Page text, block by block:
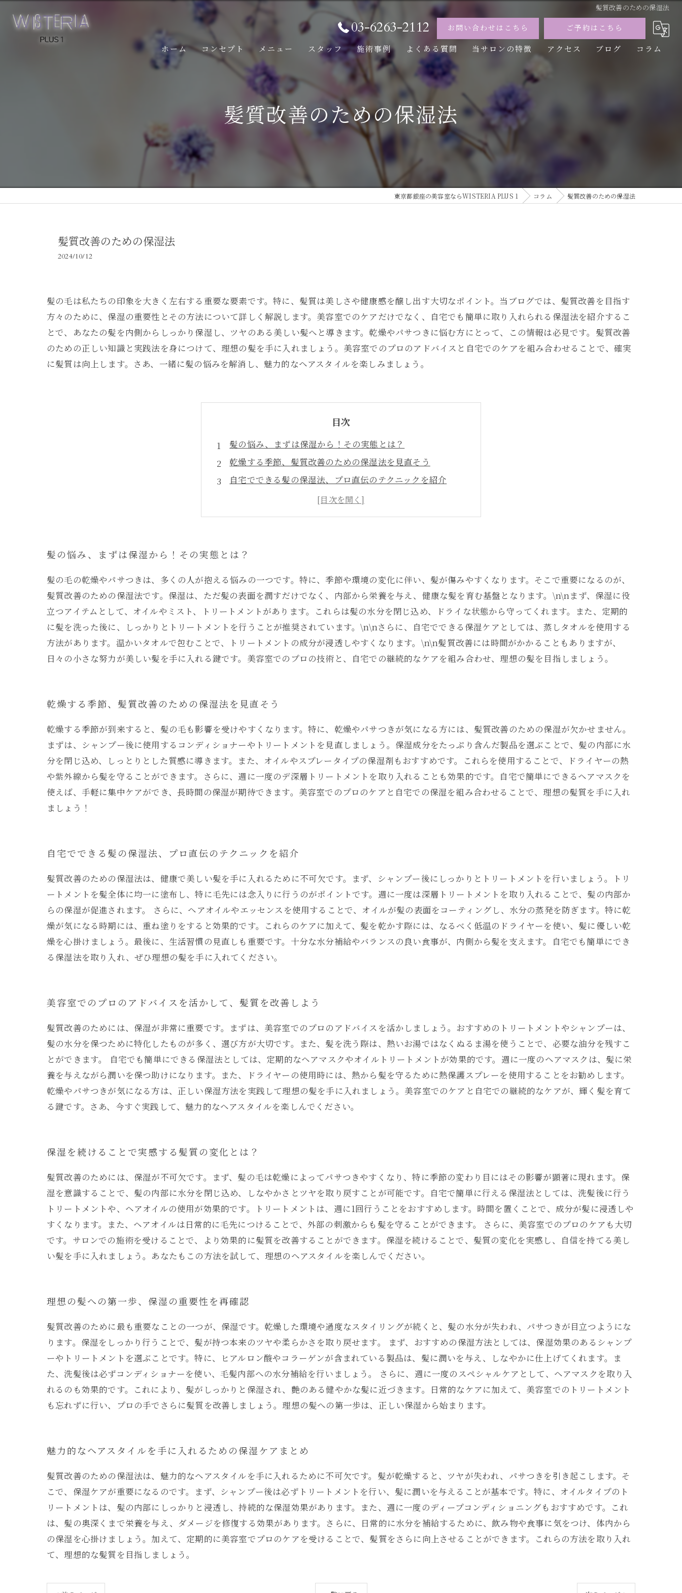
髪質改善のための保湿法
03-6263-2112 お問い合わせはこちら ご予約はこちら
ホーム コンセプト メニュー スタッフ 施術事例 よくある質問 当サロンの特徴
カラー
トリートメント
パーマ
アクセス ブログ コラム
髪質改善のための保湿法
東京都銀座の美容室ならWISTERIA PLUS 1 コラム 髪質改善のための保湿法
髪質改善のための保湿法
2024/10/12
髪の毛は私たちの印象を大きく左右する重要な要素です。特に、髪質は美しさや健康感を醸し出す大切なポイント。当ブログでは、髪質改善を目指す
方々のために、保湿の重要性とその方法について詳しく解説します。美容室でのケアだけでなく、自宅でも簡単に取り入れられる保湿法を紹介するこ
とで、あなたの髪を内側からしっかり保湿し、ツヤのある美しい髪へと導きます。乾燥やパサつきに悩む方にとって、この情報は必見です。髪質改善
のための正しい知識と実践法を身につけて、理想の髪を手に入れましょう。美容室でのプロのアドバイスと自宅でのケアを組み合わせることで、確実
に髪質は向上します。さあ、一緒に髪の悩みを解消し、魅力的なヘアスタイルを楽しみましょう。
目次
髪の悩み、まずは保湿から！その実態とは？
乾燥する季節、髪質改善のための保湿法を見直そう
自宅でできる髪の保湿法、プロ直伝のテクニックを紹介
美容室でのプロのアドバイスを活かして、髪質を改善しよう
保湿を続けることで実感する髪質の変化とは？
魅力的なヘアスタイルを手に入れるための保湿ケアまとめ
髪の悩み、まずは保湿から！その実態とは？
髪の毛の乾燥やパサつきは、多くの人が抱える悩みの一つです。特に、季節や環境の変化に伴い、髪が傷みやすくなります。そこで重要になるのが、
髪質改善のための保湿法です。保湿は、ただ髪の表面を潤すだけでなく、内部から栄養を与え、健康な髪を育む基盤となります。\n\nまず、保湿に役
立つアイテムとして、オイルやミスト、トリートメントがあります。これらは髪の水分を閉じ込め、ドライな状態から守ってくれます。また、定期的
に髪を洗った後に、しっかりとトリートメントを行うことが推奨されています。\n\nさらに、自宅でできる保湿ケアとしては、蒸しタオルを使用する
方法があります。温かいタオルで包むことで、トリートメントの成分が浸透しやすくなります。\n\n髪質改善には時間がかかることもありますが、
日々の小さな努力が美しい髪を手に入れる鍵です。美容室でのプロの技術と、自宅での継続的なケアを組み合わせ、理想の髪を目指しましょう。
乾燥する季節、髪質改善のための保湿法を見直そう
乾燥する季節が到来すると、髪の毛も影響を受けやすくなります。特に、乾燥やパサつきが気になる方には、髪質改善のための保湿が欠かせません。
まずは、シャンプー後に使用するコンディショナーやトリートメントを見直しましょう。保湿成分をたっぷり含んだ製品を選ぶことで、髪の内部に水
分を閉じ込め、しっとりとした質感に導きます。また、オイルやスプレータイプの保湿剤もおすすめです。これらを使用することで、ドライヤーの熱
や紫外線から髪を守ることができます。さらに、週に一度のデ深層トリートメントを取り入れることも効果的です。自宅で簡単にできるヘアマスクを
使えば、手軽に集中ケアができ、長時間の保湿が期待できます。美容室でのプロのケアと自宅での保湿を組み合わせることで、理想の髪質を手に入れ
ましょう！
自宅でできる髪の保湿法、プロ直伝のテクニックを紹介
髪質改善のための保湿法は、健康で美しい髪を手に入れるために不可欠です。まず、シャンプー後にしっかりとトリートメントを行いましょう。トリ
ートメントを髪全体に均一に塗布し、特に毛先には念入りに行うのがポイントです。週に一度は深層トリートメントを取り入れることで、髪の内部か
らの保湿が促進されます。 さらに、ヘアオイルやエッセンスを使用することで、オイルが髪の表面をコーティングし、水分の蒸発を防ぎます。特に乾
燥が気になる時期には、重ね塗りをすると効果的です。これらのケアに加えて、髪を乾かす際には、なるべく低温のドライヤーを使い、髪に優しい乾
燥を心掛けましょう。最後に、生活習慣の見直しも重要です。十分な水分補給やバランスの良い食事が、内側から髪を支えます。自宅でも簡単にでき
る保湿法を取り入れ、ぜひ理想の髪を手に入れてください。
美容室でのプロのアドバイスを活かして、髪質を改善しよう
髪質改善のためには、保湿が非常に重要です。まずは、美容室でのプロのアドバイスを活かしましょう。おすすめのトリートメントやシャンプーは、
髪の水分を保つために特化したものが多く、選び方が大切です。また、髪を洗う際は、熱いお湯ではなくぬるま湯を使うことで、必要な油分を残すこ
とができます。 自宅でも簡単にできる保湿法としては、定期的なヘアマスクやオイルトリートメントが効果的です。週に一度のヘアマスクは、髪に栄
養を与えながら潤いを保つ助けになります。また、ドライヤーの使用時には、熱から髪を守るために熱保護スプレーを使用することをお勧めします。
乾燥やパサつきが気になる方は、正しい保湿方法を実践して理想の髪を手に入れましょう。美容室でのケアと自宅での継続的なケアが、輝く髪を育て
る鍵です。さあ、今すぐ実践して、魅力的なヘアスタイルを楽しんでください。
保湿を続けることで実感する髪質の変化とは？
髪質改善のためには、保湿が不可欠です。まず、髪の毛は乾燥によってパサつきやすくなり、特に季節の変わり目にはその影響が顕著に現れます。保
湿を意識することで、髪の内部に水分を閉じ込め、しなやかさとツヤを取り戻すことが可能です。自宅で簡単に行える保湿法としては、洗髪後に行う
トリートメントや、ヘアオイルの使用が効果的です。トリートメントは、週に1回行うことをおすすめします。時間を置くことで、成分が髪に浸透しや
すくなります。また、ヘアオイルは日常的に毛先につけることで、外部の刺激からも髪を守ることができます。 さらに、美容室でのプロのケアも大切
です。サロンでの施術を受けることで、より効果的に髪質を改善することができます。保湿を続けることで、髪質の変化を実感し、自信を持てる美し
い髪を手に入れましょう。あなたもこの方法を試して、理想のヘアスタイルを楽しんでください。
理想の髪への第一歩、保湿の重要性を再確認
髪質改善のために最も重要なことの一つが、保湿です。乾燥した環境や過度なスタイリングが続くと、髪の水分が失われ、パサつきが目立つようにな
ります。保湿をしっかり行うことで、髪が持つ本来のツヤや柔らかさを取り戻せます。 まず、おすすめの保湿方法としては、保湿効果のあるシャンプ
ーやトリートメントを選ぶことです。特に、ヒアルロン酸やコラーゲンが含まれている製品は、髪に潤いを与え、しなやかに仕上げてくれます。ま
た、洗髪後は必ずコンディショナーを使い、毛髪内部への水分補給を行いましょう。 さらに、週に一度のスペシャルケアとして、ヘアマスクを取り入
れるのも効果的です。これにより、髪がしっかりと保湿され、艶のある健やかな髪に近づきます。日常的なケアに加えて、美容室でのトリートメント
も忘れずに行い、プロの手でさらに髪質を改善しましょう。理想の髪への第一歩は、正しい保湿から始まります。
魅力的なヘアスタイルを手に入れるための保湿ケアまとめ
髪質改善のための保湿法は、魅力的なヘアスタイルを手に入れるために不可欠です。髪が乾燥すると、ツヤが失われ、パサつきを引き起こします。そ
こで、保湿ケアが重要になるのです。まず、シャンプー後は必ずトリートメントを行い、髪に潤いを与えることが基本です。特に、オイルタイプのト
リートメントは、髪の内部にしっかりと浸透し、持続的な保湿効果があります。また、週に一度のディープコンディショニングもおすすめです。これ
は、髪の奥深くまで栄養を与え、ダメージを修復する効果があります。さらに、日常的に水分を補給するために、飲み物や食事に気をつけ、体内から
の保湿を心掛けましょう。加えて、定期的に美容室でプロのケアを受けることで、髪質をさらに向上させることができます。これらの方法を取り入れ
て、理想的な髪質を目指しましょう。